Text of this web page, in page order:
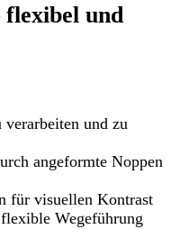
und
und zu
angeformte Noppen
für visuellen Kontrast
Wegeführung